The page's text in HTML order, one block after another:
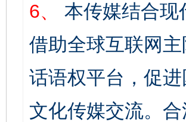
6、
本传媒结合现
借助全球互联网
话语权平台，促
文化传媒交流。